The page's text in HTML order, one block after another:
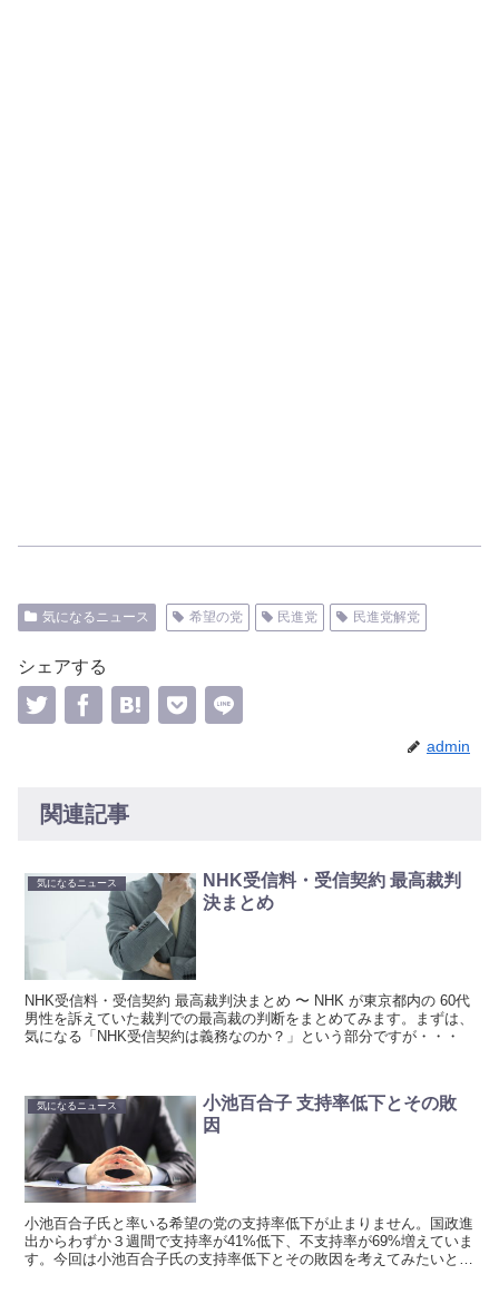
気になるニュース 希望の党 民進党 民進党解党
シェアする
admin
関連記事
気になるニュース
NHK受信料・受信契約 最高裁判
決まとめ
NHK受信料・受信契約 最高裁判決まとめ 〜 NHK が東京都内の 60代
男性を訴えていた裁判での最高裁の判断をまとめてみます。まずは、
気になる「NHK受信契約は義務なのか？」という部分ですが・・・
気になるニュース
小池百合子 支持率低下とその敗
因
小池百合子氏と率いる希望の党の支持率低下が止まりません。国政進
出からわずか３週間で支持率が41%低下、不支持率が69%増えていま
す。今回は小池百合子氏の支持率低下とその敗因を考えてみたいと思